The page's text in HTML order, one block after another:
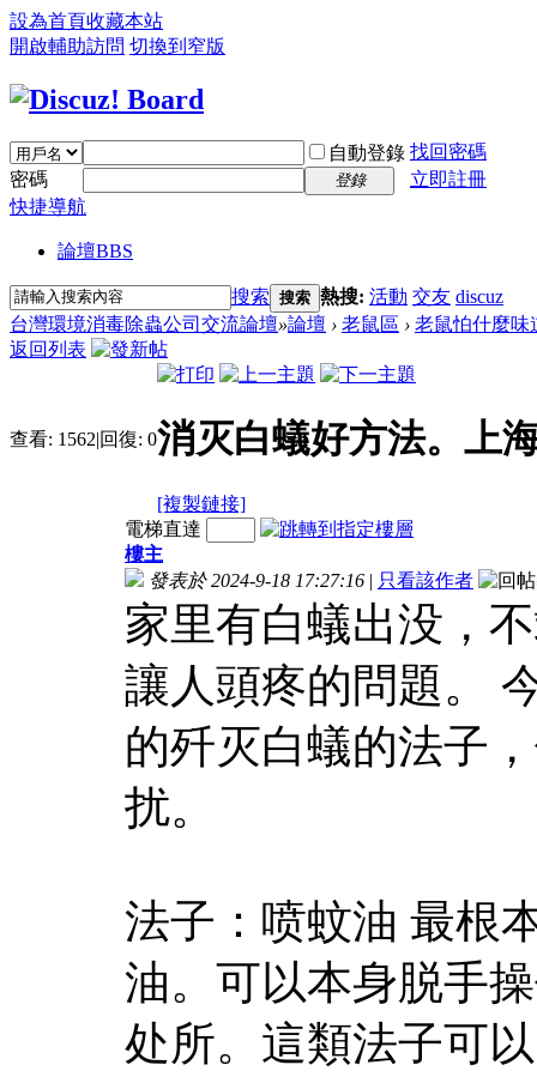
設為首頁收藏本站
開啟輔助訪問 切換到窄版
自動登錄 找回密碼
密碼
登錄
立即註冊
快捷導航
論壇BBS
搜索 搜索 熱搜: 活動 交友 discuz
台灣環境消毒除蟲公司交流論壇»論壇 › 老鼠區 › 老鼠怕什麼味
返回列表
查看: 1562|回復: 0消灭白蟻好方法。上
[複製鏈接]
電梯直達
樓主
發表於 2024-9-18 17:27:16 | 只看該作者
家里有白蟻出没，
讓人頭疼的問題。‍
的歼灭白蟻的法子
扰。
法子：喷蚊油 最根
油。可以本身脱手
处所。這類法子可